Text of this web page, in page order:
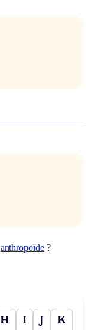
anthropoïde?
H I J K